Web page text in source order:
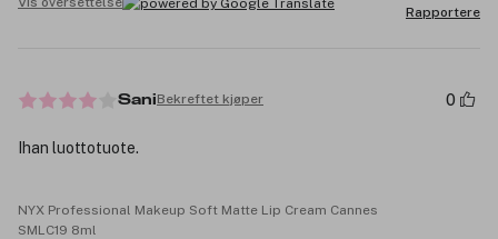
Rapportere
SaniBekreftet kjøper 0
Ihan luottotuote.
NYX Professional Makeup Soft Matte Lip Cream Cannes
SMLC19 8ml